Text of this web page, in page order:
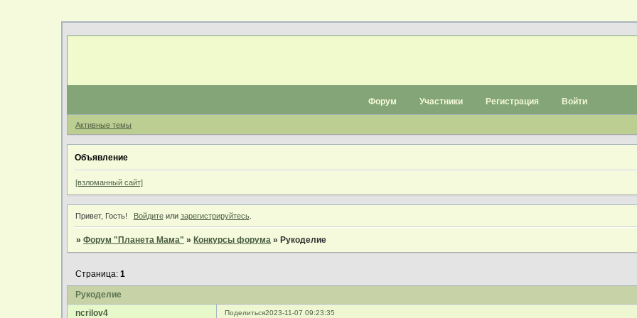
Форум Участники Регистрация Войти
Активные темы
Объявление
[взломанный сайт]
Привет, Гость! Войдитеили зарегистрируйтесь.
»Форум "Планета Мама" »Конкурсы форума »Рукоделие
Рукоделие
Страница:1
Поделиться2023-11-07 09:23:35
ncrilov4